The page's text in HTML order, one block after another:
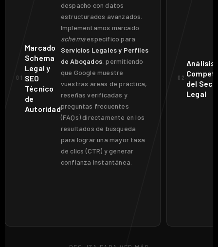
01
Marcado
Schema
Legal y
SEO
Técnico
de
Autoridad
despacho con datos
estructurados avanzados.
Implementamos marcado
schemaespecífico para
Servicios Legales y Perfiles
de Abogados, permitiendo
que Google muestre
vuestras áreas de práctica,
reseñas verificadas y
preguntas frecuentes
(FAQs) directamente en los
resultados de búsqueda
para lograr una mayor tasa
de clics (CTR) y generar
confianza instantánea.
02
Análisis
del
Legal